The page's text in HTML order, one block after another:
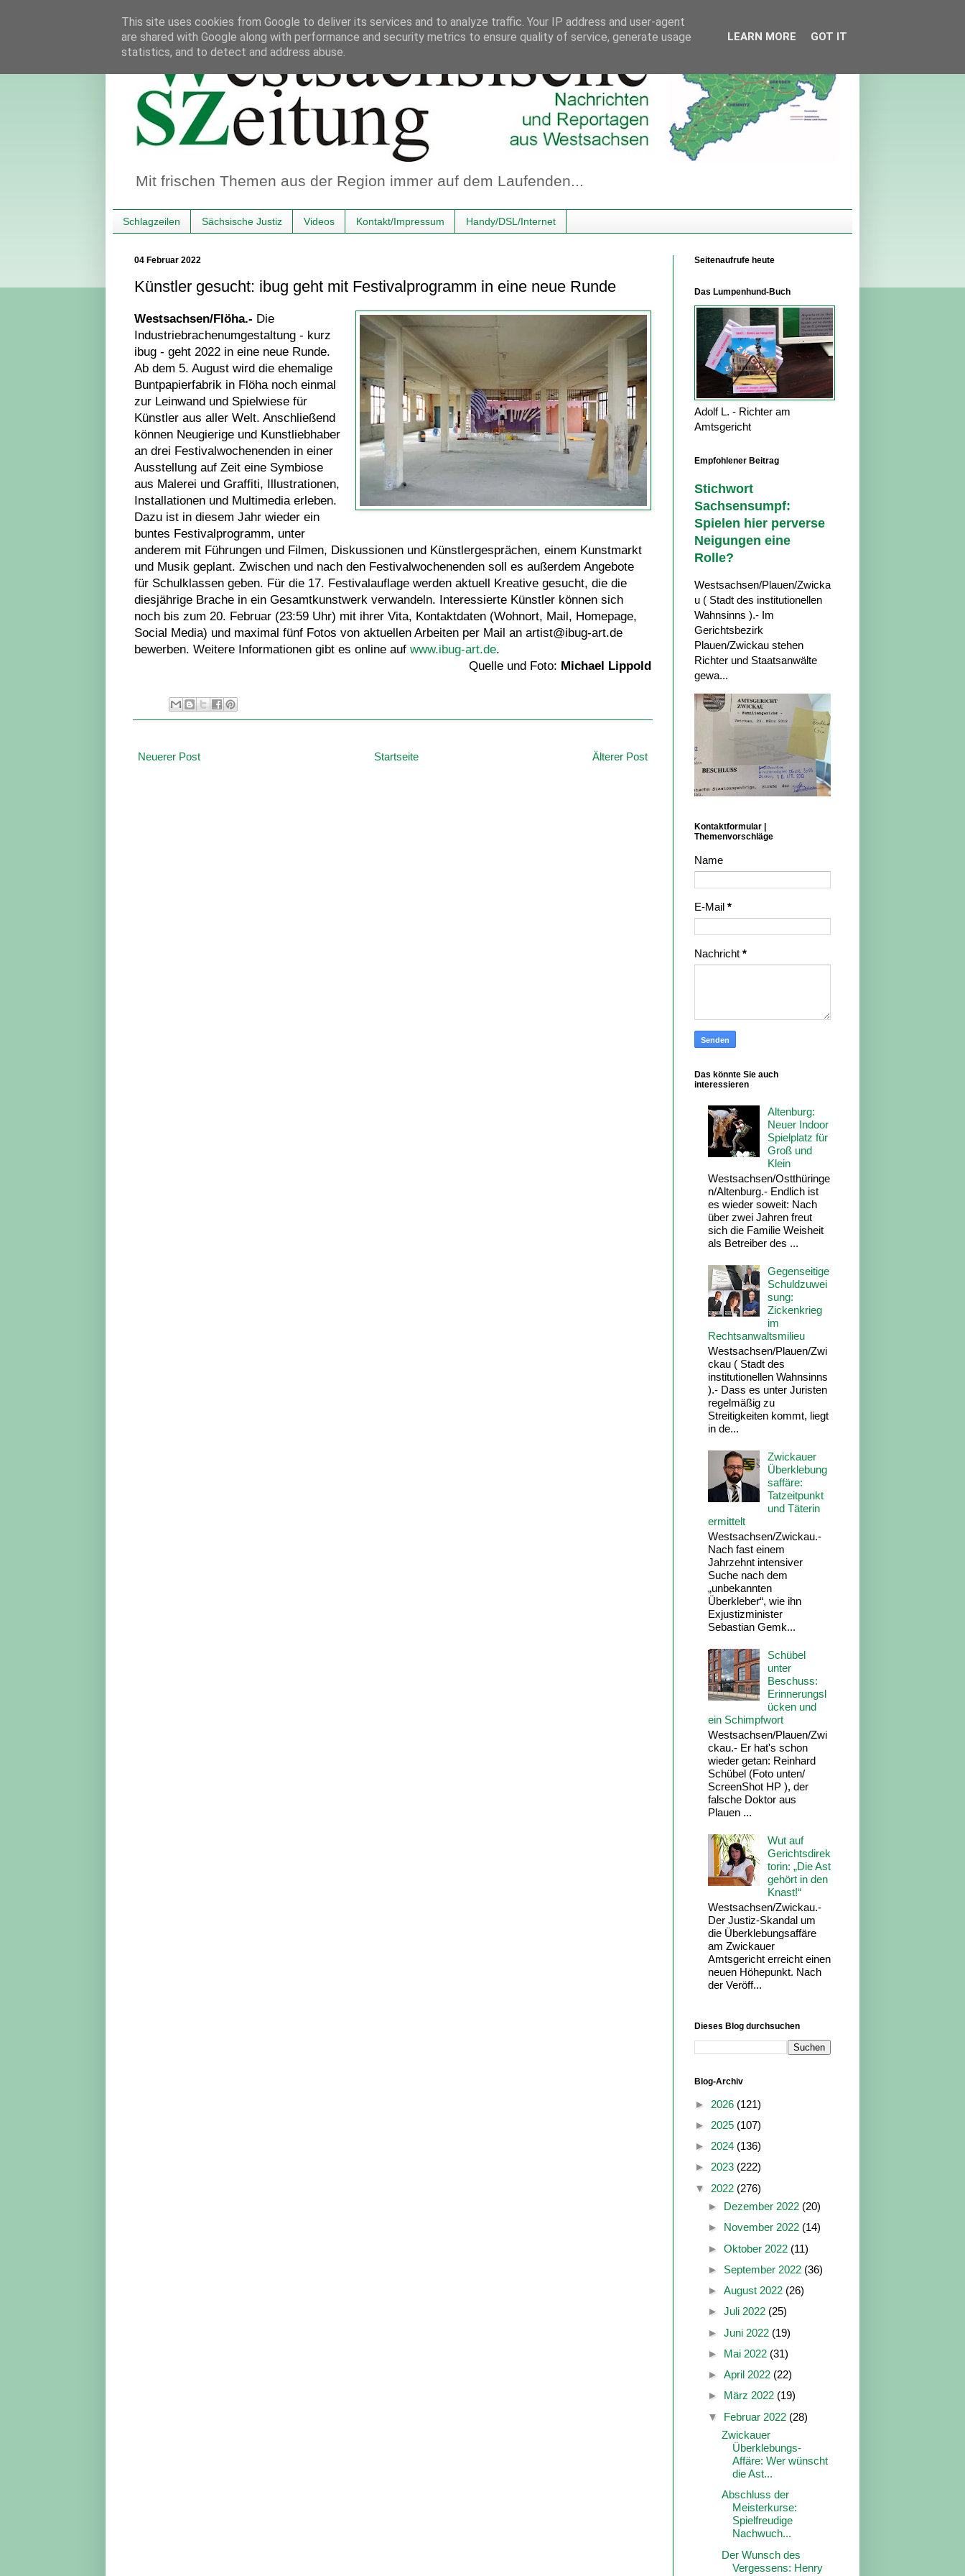
Mit frischen Themen aus der Region immer auf dem Laufenden...
Schlagzeilen Sächsische Justiz Videos Kontakt/Impressum Handy/DSL/Internet
04 Februar 2022
Künstler gesucht: ibug geht mit Festivalprogramm in eine neue Runde
Westsachsen/Flöha.- Die
Industriebrachenumgestaltung - kurz
ibug - geht 2022 in eine neue Runde.
Ab dem 5. August wird die ehemalige
Buntpapierfabrik in Flöha noch einmal
zur Leinwand und Spielwiese für
Künstler aus aller Welt. Anschließend
können Neugierige und Kunstliebhaber
an drei Festivalwochenenden in einer
Ausstellung auf Zeit eine Symbiose
aus Malerei und Graffiti, Illustrationen,
Installationen und Multimedia erleben.
Dazu ist in diesem Jahr wieder ein
buntes Festivalprogramm, unter
anderem mit Führungen und Filmen, Diskussionen und Künstlergesprächen, einem Kunstmarkt
und Musik geplant. Zwischen und nach den Festivalwochenenden soll es außerdem Angebote
für Schulklassen geben. Für die 17. Festivalauflage werden aktuell Kreative gesucht, die die
diesjährige Brache in ein Gesamtkunstwerk verwandeln. Interessierte Künstler können sich
noch bis zum 20. Februar (23:59 Uhr) mit ihrer Vita, Kontaktdaten (Wohnort, Mail, Homepage,
Social Media) und maximal fünf Fotos von aktuellen Arbeiten per Mail an artist@ibug-art.de
bewerben. Weitere Informationen gibt es online auf www.ibug-art.de.
Quelle und Foto: Michael Lippold
Neuerer Post Älterer Post
Startseite
Seitenaufrufe heute
Das Lumpenhund-Buch
Adolf L. - Richter am
Amtsgericht
Empfohlener Beitrag
Stichwort
Sachsensumpf:
Spielen hier perverse
Neigungen eine
Rolle?
Westsachsen/Plauen/Zwicka
u ( Stadt des institutionellen
Wahnsinns ).- Im
Gerichtsbezirk
Plauen/Zwickau stehen
Richter und Staatsanwälte
gewa...
Kontaktformular |
Themenvorschläge
Name
E-Mail *
Nachricht *
Das könnte Sie auch
interessieren
Altenburg:
Neuer Indoor
Spielplatz für
Groß und
Klein
Westsachsen/Ostthüringe
n/Altenburg.- Endlich ist
es wieder soweit: Nach
über zwei Jahren freut
sich die Familie Weisheit
als Betreiber des ...
Gegenseitige
Schuldzuwei
sung:
Zickenkrieg
im
Rechtsanwaltsmilieu
Westsachsen/Plauen/Zwi
ckau ( Stadt des
institutionellen Wahnsinns
).- Dass es unter Juristen
regelmäßig zu
Streitigkeiten kommt, liegt
in de...
Zwickauer
Überklebung
saffäre:
Tatzeitpunkt
und Täterin
ermittelt
Westsachsen/Zwickau.-
Nach fast einem
Jahrzehnt intensiver
Suche nach dem
„unbekannten
Überkleber“, wie ihn
Exjustizminister
Sebastian Gemk...
Schübel
unter
Beschuss:
Erinnerungsl
ücken und
ein Schimpfwort
Westsachsen/Plauen/Zwi
ckau.- Er hat's schon
wieder getan: Reinhard
Schübel (Foto unten/
ScreenShot HP ), der
falsche Doktor aus
Plauen ...
Wut auf
Gerichtsdirek
torin: „Die Ast
gehört in den
Knast!“
Westsachsen/Zwickau.-
Der Justiz-Skandal um
die Überklebungsaffäre
am Zwickauer
Amtsgericht erreicht einen
neuen Höhepunkt. Nach
der Veröff...
Dieses Blog durchsuchen
Blog-Archiv
► 2026 (121)
► 2025 (107)
► 2024 (136)
► 2023 (222)
▼ 2022 (276)
► Dezember 2022 (20)
► November 2022 (14)
► Oktober 2022 (11)
► September 2022 (36)
► August 2022 (26)
► Juli 2022 (25)
► Juni 2022 (19)
► Mai 2022 (31)
► April 2022 (22)
► März 2022 (19)
▼ Februar 2022 (28)
Zwickauer
Überklebungs-
Affäre: Wer wünscht
die Ast...
Abschluss der
Meisterkurse:
Spielfreudige
Nachwuch...
Der Wunsch des
Vergessens: Henry
This site uses cookies from Google to deliver its services and to analyze traffic. Your IP address and user-agent
are shared with Google along with performance and security metrics to ensure quality of service, generate usage
statistics, and to detect and address abuse.
LEARN MORE GOT IT